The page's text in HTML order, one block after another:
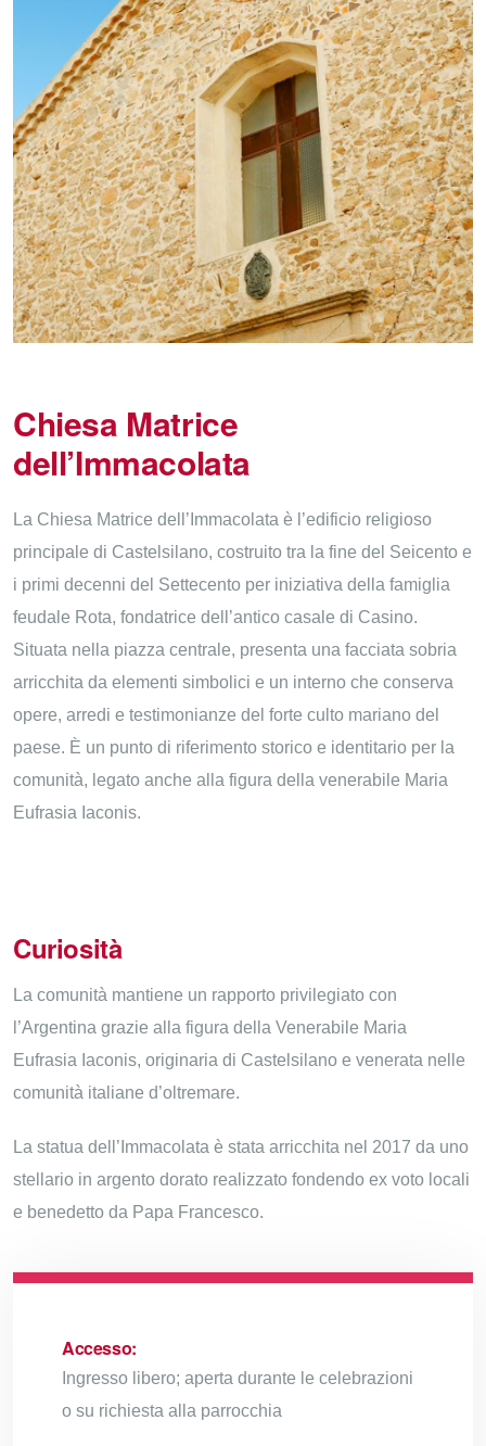
Chiesa Matrice
dell’Immacolata
La Chiesa Matrice dell’Immacolata è l’edificio religioso
principale di Castelsilano, costruito tra la fine del Seicento e
i primi decenni del Settecento per iniziativa della famiglia
feudale Rota, fondatrice dell’antico casale di Casino.
Situata nella piazza centrale, presenta una facciata sobria
arricchita da elementi simbolici e un interno che conserva
opere, arredi e testimonianze del forte culto mariano del
paese. È un punto di riferimento storico e identitario per la
comunità, legato anche alla figura della venerabile Maria
Eufrasia Iaconis.
Curiosità
La comunità mantiene un rapporto privilegiato con
l’Argentina grazie alla figura della Venerabile Maria
Eufrasia Iaconis, originaria di Castelsilano e venerata nelle
comunità italiane d’oltremare.
La statua dell’Immacolata è stata arricchita nel 2017 da uno
stellario in argento dorato realizzato fondendo ex voto locali
e benedetto da Papa Francesco.
Accesso:
Ingresso libero; aperta durante le celebrazioni
o su richiesta alla parrocchia